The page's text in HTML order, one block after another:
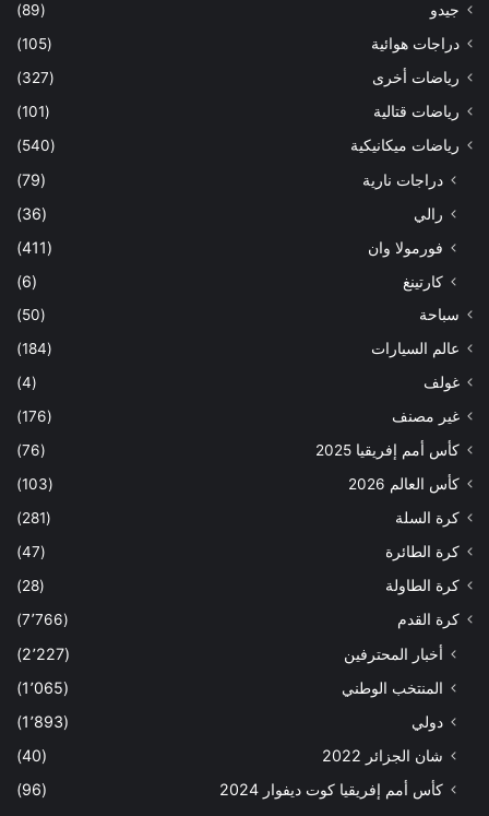
جيدو
(89)
دراجات هوائية
(105)
رياضات أخرى
(327)
رياضات قتالية
(101)
رياضات ميكانيكية
(540)
دراجات نارية
(79)
رالي
(36)
فورمولا وان
(411)
كارتينغ
(6)
سباحة
(50)
عالم السيارات
(184)
غولف
(4)
غير مصنف
(176)
كأس أمم إفريقيا 2025
(76)
كأس العالم 2026
(103)
كرة السلة
(281)
كرة الطائرة
(47)
كرة الطاولة
(28)
كرة القدم
(7٬766)
أخبار المحترفين
(2٬227)
المنتخب الوطني
(1٬065)
دولي
(1٬893)
شان الجزائر 2022
(40)
كأس أمم إفريقيا كوت ديفوار 2024
(96)